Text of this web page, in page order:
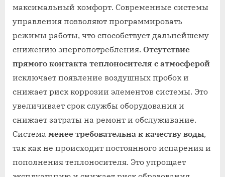
максимальный комфорт. Современные системы
управления позволяют программировать
режимы работы, что способствует дальнейшему
снижению энергопотребления. Отсутствие
прямого контакта теплоносителя с атмосферой
исключает появление воздушных пробок и
снижает риск коррозии элементов системы. Это
увеличивает срок службы оборудования и
снижает затраты на ремонт и обслуживание.
Система менее требовательна к качеству воды,
так как не происходит постоянного испарения и
пополнения теплоносителя. Это упрощает